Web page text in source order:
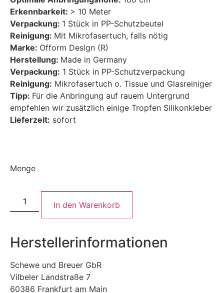
Erkennbarkeit: > 10 Meter
Verpackung: 1 Stück in PP-Schutzbeutel
Reinigung: Mit Mikrofasertuch, falls nötig
Marke: Ofform Design (R)
Herstellung: Made in Germany
Verpackung: 1 Stück in PP-Schutzverpackung
Reinigung: Mikrofasertuch o. Tissue und Glasreiniger
Tipp: Für die Anbringung auf rauem Untergrund
empfehlen wir zusätzlich einige Tropfen Silikonkleber
Lieferzeit: sofort
Menge
In den Warenkorb
Herstellerinformationen
Schewe und Breuer GbR
Vilbeler Landstraße 7
60386 Frankfurt am Main